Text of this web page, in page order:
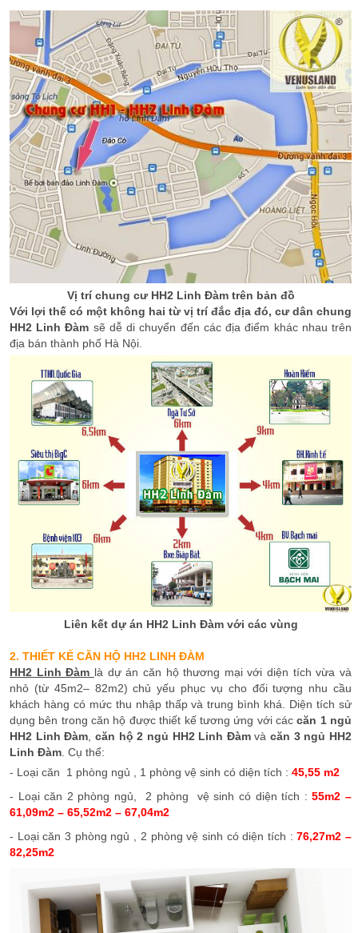
Vị trí chung cư HH2 Linh Đàm trên bản đồ
Với lợi thế có một không hai từ vị trí đắc địa đó, cư dân chung
HH2 Linh Đàm sẽ dễ di chuyển đến các địa điểm khác nhau trên
địa bán thành phố Hà Nội.
Liên kết dự án HH2 Linh Đàm với các vùng
2. THIẾT KẾ CĂN HỘ HH2 LINH ĐÀM
HH2 Linh Đàm là dự án căn hộ thương mại với diện tích vừa và
nhỏ (từ 45m2– 82m2) chủ yếu phục vụ cho đối tượng nhu cầu
khách hàng có mức thu nhập thấp và trung bình khá. Diện tích sử
dụng bên trong căn hộ được thiết kế tương ứng với cáccăn 1 ngủ
HH2 Linh Đàm căn hộ 2 ngủ HH2 Linh Đàmvàcăn 3 ngủ HH2
Linh Đàm . Cụ thể:
- Loại căn 1 phòng ngủ , 1 phòng vệ sinh có diện tích : 45,55 m2
- Loại căn 2 phòng ngủ, 2 phòng vệ sinh có diện tích :55m2 –
61,09m2 – 65,52m2 – 67,04m2
- Loại căn 3 phòng ngủ , 2 phòng vệ sinh có diện tích :76,27m2 –
82,25m2